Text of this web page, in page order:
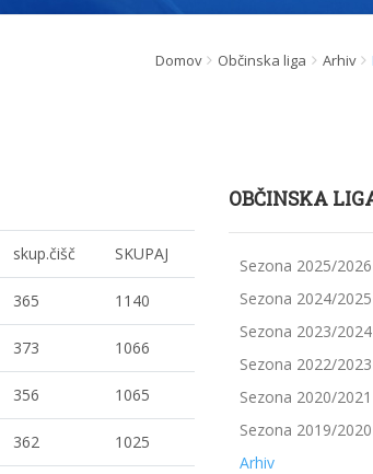
Domov Občinska liga Arhiv
skup.čišč SKUPAJ
365 1140
373 1066
356 1065
362 1025
OBČINSKA
Sezona 2025/2026
Sezona 2024/2025
Sezona 2023/2024
Sezona 2022/2023
Sezona 2020/2021
Sezona 2019/2020
Arhiv